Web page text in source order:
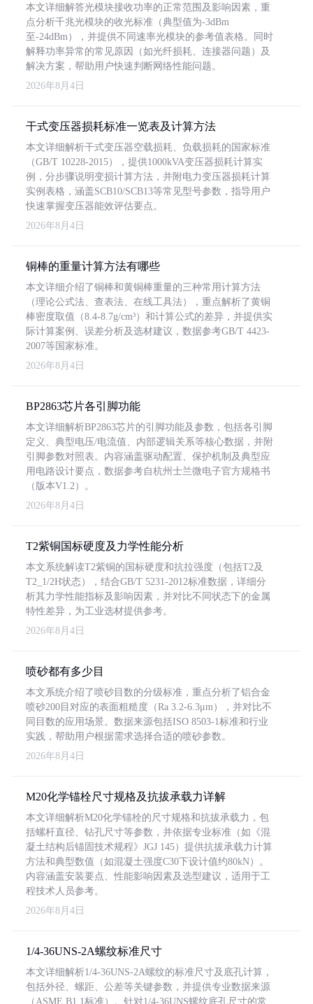
本文详细解答光模块接收功率的正常范围及影响因素，重
点分析千兆光模块的收光标准（典型值为-3dBm
至-24dBm），并提供不同速率光模块的参考值表格。同时
解释功率异常的常见原因（如光纤损耗、连接器问题）及
解决方案，帮助用户快速判断网络性能问题。
2026年8月4日
干式变压器损耗标准一览表及计算方法
本文详细解析干式变压器空载损耗、负载损耗的国家标准
（GB/T 10228-2015），提供1000kVA变压器损耗计算实
例，分步骤说明变损计算方法，并附电力变压器损耗计算
实例表格，涵盖SCB10/SCB13等常见型号参数，指导用户
快速掌握变压器能效评估要点。
2026年8月4日
铜棒的重量计算方法有哪些
本文详细介绍了铜棒和黄铜棒重量的三种常用计算方法
（理论公式法、查表法、在线工具法），重点解析了黄铜
棒密度取值（8.4-8.7g/cm³）和计算公式的差异，并提供实
际计算案例、误差分析及选材建议，数据参考GB/T 4423-
2007等国家标准。
2026年8月4日
BP2863芯片各引脚功能
本文详细解析BP2863芯片的引脚功能及参数，包括各引脚
定义、典型电压/电流值、内部逻辑关系等核心数据，并附
引脚参数对照表。内容涵盖驱动配置、保护机制及典型应
用电路设计要点，数据参考自杭州士兰微电子官方规格书
（版本V1.2）。
2026年8月4日
T2紫铜国标硬度及力学性能分析
本文系统解读T2紫铜的国标硬度和抗拉强度（包括T2及
T2_1/2H状态），结合GB/T 5231-2012标准数据，详细分
析其力学性能指标及影响因素，并对比不同状态下的金属
特性差异，为工业选材提供参考。
2026年8月4日
喷砂都有多少目
本文系统介绍了喷砂目数的分级标准，重点分析了铝合金
喷砂200目对应的表面粗糙度（Ra 3.2-6.3μm），并对比不
同目数的应用场景。数据来源包括ISO 8503-1标准和行业
实践，帮助用户根据需求选择合适的喷砂参数。
2026年8月4日
M20化学锚栓尺寸规格及抗拔承载力详解
本文详细解析M20化学锚栓的尺寸规格和抗拔承载力，包
括螺杆直径、钻孔尺寸等参数，并依据专业标准（如《混
凝土结构后锚固技术规程》JGJ 145）提供抗拔承载力计算
方法和典型数值（如混凝土强度C30下设计值约80kN）。
内容涵盖安装要点、性能影响因素及选型建议，适用于工
程技术人员参考。
2026年8月4日
1/4-36UNS-2A螺纹标准尺寸
本文详细解析1/4-36UNS-2A螺纹的标准尺寸及底孔计算，
包括外径、螺距、公差等关键参数，并提供专业数据来源
（ASME B1.1标准）。针对1/4-36UNS螺纹底孔尺寸的常